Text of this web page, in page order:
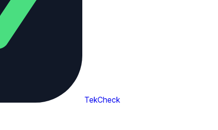
TekCheck